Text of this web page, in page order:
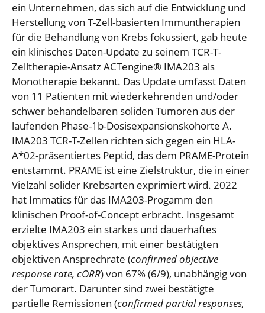
ein Unternehmen, das sich auf die Entwicklung und
Herstellung von T-Zell-basierten Immuntherapien
für die Behandlung von Krebs fokussiert, gab heute
ein klinisches Daten-Update zu seinem TCR-T-
Zelltherapie-Ansatz ACTengine® IMA203 als
Monotherapie bekannt. Das Update umfasst Daten
von 11 Patienten mit wiederkehrenden und/oder
schwer behandelbaren soliden Tumoren aus der
laufenden Phase-1b-Dosisexpansionskohorte A.
IMA203 TCR-T-Zellen richten sich gegen ein HLA-
A*02-präsentiertes Peptid, das dem PRAME-Protein
entstammt. PRAME ist eine Zielstruktur, die in einer
Vielzahl solider Krebsarten exprimiert wird. 2022
hat Immatics für das IMA203-Progamm den
klinischen Proof-of-Concept erbracht. Insgesamt
erzielte IMA203 ein starkes und dauerhaftes
objektives Ansprechen, mit einer bestätigten
objektiven Ansprechrate (confirmedobjective
response rate, cORR) von 67% (6/9), unabhängig von
der Tumorart. Darunter sind zwei bestätigte
partielle Remissionen (confirmed partial responses,